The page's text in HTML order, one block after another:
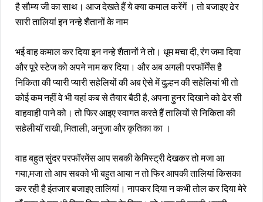
है सौम्य जी का साथ। आज देखते हैं ये क्या कमाल करेंगें । तो बजाइए ढेर
सारी तालियां इन नन्हे शैतानों के नाम
भई वाह कमाल कर दिया इन नन्हे शैतानों ने तो। धूम मचा दी, रंग जमा दिया
और पूरे स्टेज को अपने नाम कर दिया। और अब अगली परफॉर्मेंस है
निकिता की प्यारी प्यारी सहेलियों की अब ऐसे में दुल्हन की सहेलियां भी तो
कोई कम नहीं वे भी यहां कब से तैयार बैठी है, अपना हुनर दिखाने को ढेर सी
वाहवाही पाने को। तो फिर आइए स्वागत करते हैं तालियों से निकिता की
सहेलीयाॅ राखी, मिताली, अनुजा और कृतिका का ।
वाह बहुत सुंदर परफॉरमेंस आप सबकी केमिस्ट्री देखकर तो मजा आ
गया,मजा तो आप सबको भी बहुत आया न तो फिर आपकी तालियां किसका
कर रही है इंतजार बजाइए तालियां। नापकर दिया न कभी तोल कर दिया मेरे